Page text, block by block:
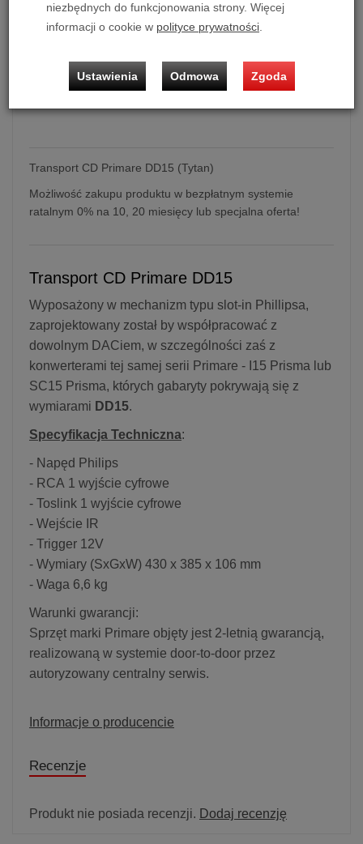
Ilość:
dodaj do koszyka
Transport CD Primare DD15 (Tytan)
Możliwość zakupu produktu w bezpłatnym systemie
ratalnym 0% na 10, 20 miesięcy lub specjalna oferta!
Transport CD Primare DD15
Wyposażony w mechanizm typu slot-in Phillipsa,
zaprojektowany został by współpracować z
dowolnym DACiem, w szczególności zaś z
konwerterami tej samej serii Primare - I15 Prisma lub
SC15 Prisma, których gabaryty pokrywają się z
wymiarami DD15.
Specyfikacja Techniczna:
- Napęd Philips
- RCA 1 wyjście cyfrowe
- Toslink 1 wyjście cyfrowe
- Wejście IR
- Trigger 12V
- Wymiary (SxGxW) 430 x 385 x 106 mm
- Waga 6,6 kg
Warunki gwarancji:
Sprzęt marki Primare objęty jest 2-letnią gwarancją,
realizowaną w systemie door-to-door przez
autoryzowany centralny serwis.
Informacje o producencie
Recenzje
Produkt nie posiada recenzji. Dodaj recenzję
niezbędnych do funkcjonowania strony. Więcej
informacji o cookie w polityce prywatności
Ustawienia Odmowa Zgoda